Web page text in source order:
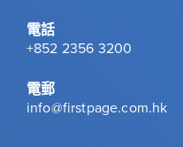
電話
+852 2356 3200
電郵
info@firstpage.com.hk